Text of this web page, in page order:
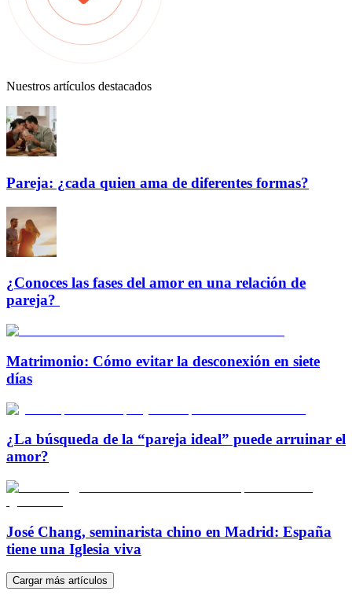
Nuestros artículos destacados
Pareja: ¿cada quien ama de diferentes formas?
¿Conoces las fases del amor en una relación de
pareja?
Matrimonio: Cómo evitar la desconexión en siete
días
¿La búsqueda de la “pareja ideal” puede arruinar el
amor?
José Chang, seminarista chino en Madrid: España
tiene una Iglesia viva
Cargar más artículos